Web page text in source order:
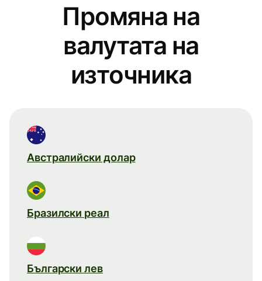
Промяна на
валутата на
източника
Австралийски долар
Бразилски реал
Български лев